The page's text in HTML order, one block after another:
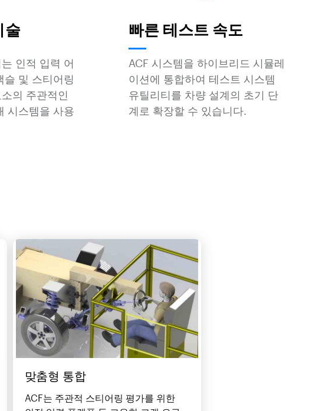
술
인적 입력 어
슬 및 스티어링
의 주관적인
시스템을 사용
빠른 테스트 속도
ACF 시스템을 하이브리드 시뮬레
이션에 통합하여 테스트 시스템
유틸리티를 차량 설계의 초기 단
계로 확장할 수 있습니다.
맞춤형 통합
ACF는 주관적 스티어링 평가를 위한